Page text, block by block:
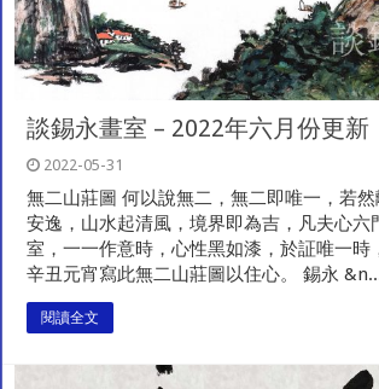
談錫永畫室 – 2022年六月份更新
2022-05-31
無二山莊圖 何以說無二，無二即唯一，若
安逸，山水起清風，境界即為吉，凡夫心六
室，一一作意時，心性黑如漆，於証唯一時
辛丑元宵寫此無二山莊圖以住心。 錫永
閱讀全文